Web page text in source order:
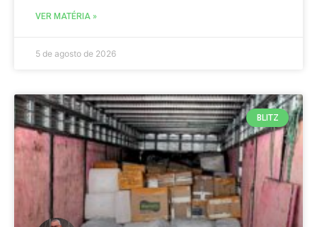
VER MATÉRIA »
5 de agosto de 2026
BLITZ